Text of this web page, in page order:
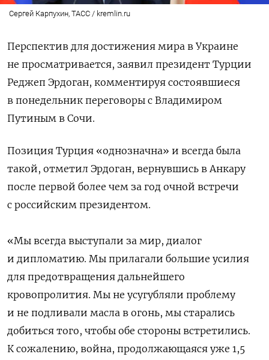
Сергей Карпухин, ТАСС / kremlin.ru
Перспектив для достижения мира в Украине
не просматривается, заявил президент Турции
Реджеп Эрдоган, комментируя состоявшиеся
в понедельник переговоры с Владимиром
Путиным в Сочи.
Позиция Турция «однозначна» и всегда была
такой, отметил Эрдоган, вернувшись в Анкару
после первой более чем за год очной встречи
с российским президентом.
«Мы всегда выступали за мир, диалог
и дипломатию. Мы прилагали большие усилия
для предотвращения дальнейшего
кровопролития. Мы не усугубляли проблему
и не подливали масла в огонь, мы старались
добиться того, чтобы обе стороны встретились.
К сожалению, война, продолжающаяся уже 1,5